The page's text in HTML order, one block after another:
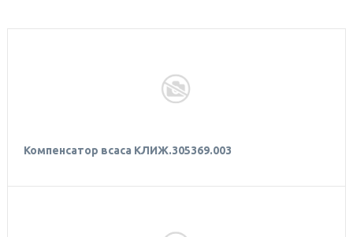
Компенсатор всаса КЛИЖ.305369.003